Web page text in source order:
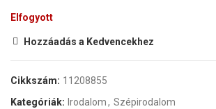
Elfogyott
Hozzáadás a Kedvencekhez
Cikkszám: 11208855
Kategóriák: Irodalom, Szépirodalom